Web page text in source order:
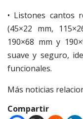
• Listones cantos
(45×22 mm,
190×68 mm y
suave y seguro,
funcionales.
Más noticias
Compartir